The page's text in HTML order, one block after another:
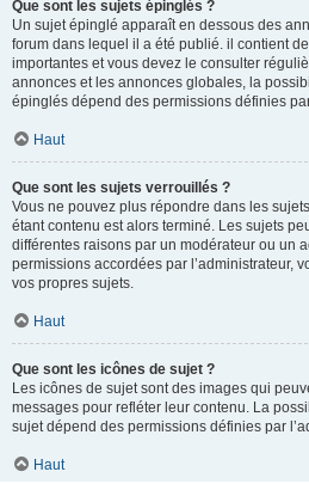
Que sont les sujets épinglés ?
Un sujet épinglé apparaît en dessous des
forum dans lequel il a été publié. il contient
importantes et vous devez le consulter
annonces et les annonces globales, la
épinglés dépend des permissions définies
Haut
Que sont les sujets verrouillés ?
Vous ne pouvez plus répondre dans les
étant contenu est alors terminé. Les sujets
différentes raisons par un modérateur ou un
permissions accordées par l’administrateur,
vos propres sujets.
Haut
Que sont les icônes de sujet ?
Les icônes de sujet sont des images qui
messages pour refléter leur contenu. La
sujet dépend des permissions définies par
Haut